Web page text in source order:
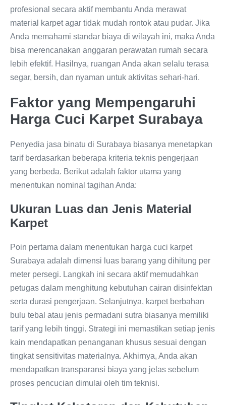
profesional secara aktif membantu Anda merawat
material karpet agar tidak mudah rontok atau pudar. Jika
Anda memahami standar biaya di wilayah ini, maka Anda
bisa merencanakan anggaran perawatan rumah secara
lebih efektif. Hasilnya, ruangan Anda akan selalu terasa
segar, bersih, dan nyaman untuk aktivitas sehari-hari.
Faktor yang Mempengaruhi
Harga Cuci Karpet Surabaya
Penyedia jasa binatu di Surabaya biasanya menetapkan
tarif berdasarkan beberapa kriteria teknis pengerjaan
yang berbeda. Berikut adalah faktor utama yang
menentukan nominal tagihan Anda:
Ukuran Luas dan Jenis Material
Karpet
Poin pertama dalam menentukan harga cuci karpet
Surabaya adalah dimensi luas barang yang dihitung per
meter persegi. Langkah ini secara aktif memudahkan
petugas dalam menghitung kebutuhan cairan disinfektan
serta durasi pengerjaan. Selanjutnya, karpet berbahan
bulu tebal atau jenis permadani sutra biasanya memiliki
tarif yang lebih tinggi. Strategi ini memastikan setiap jenis
kain mendapatkan penanganan khusus sesuai dengan
tingkat sensitivitas materialnya. Akhirnya, Anda akan
mendapatkan transparansi biaya yang jelas sebelum
proses pencucian dimulai oleh tim teknisi.